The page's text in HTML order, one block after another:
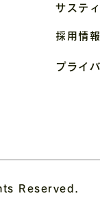
採用情報
サステ
プライ
Reserved.